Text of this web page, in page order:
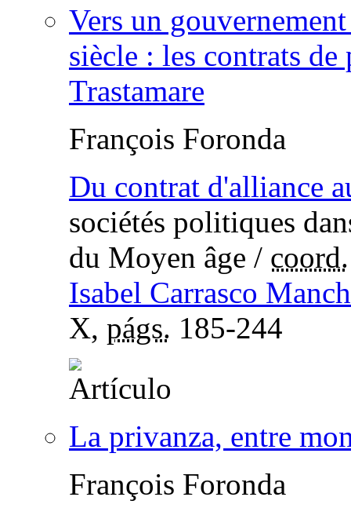
Vers un
siècle : les contrats
Trastamare
François Foronda
Du contrat d'alliance
sociétés politiques
du Moyen âge / coord.
Isabel Carrasco
X, págs. 185-244
La privanza, entre
François Foronda